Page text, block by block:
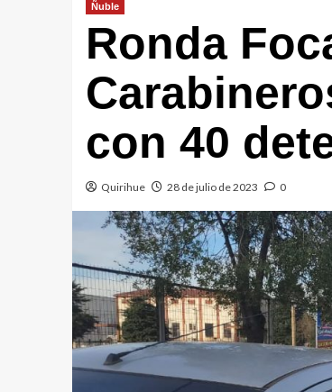
Ñuble
Ronda
con 40
Quirihue 28 de julio de 2023 0